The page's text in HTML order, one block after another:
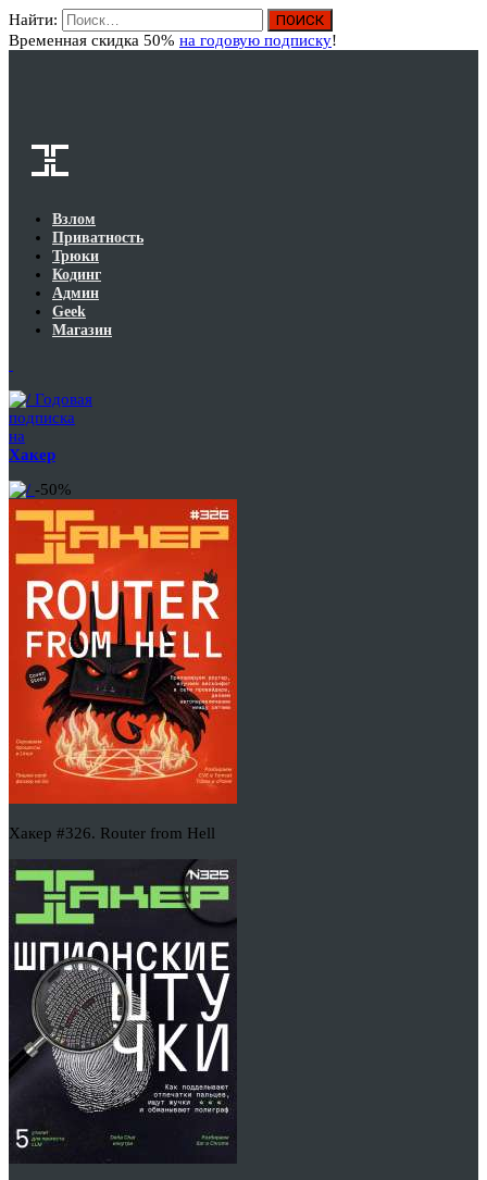
Найти:
Временная скидка 50% на годовую подписку!
Взлом
Приватность
Трюки
Кодинг
Админ
Geek
Магазин
Годовая
подписка
на
Хакер
-50%
Хакер #326. Router from Hell